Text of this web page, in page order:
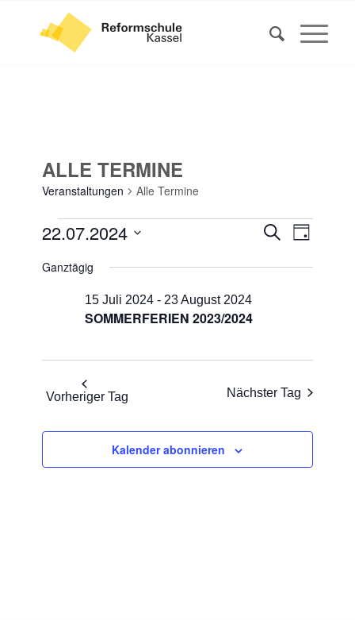
ALLE TERMINE
Veranstaltungen Alle Termine
VERANSTALTUNGEN
22
JULI
2024
SucheTag
22.07.2024
wählen.
Ganztägig
SOMMERFERIEN 2023/2024
15 Juli 2024 - 23 August 2024
Vorheriger Tag Nächster Tag
Kalender abonnieren